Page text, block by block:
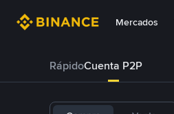
Mercados
RápidoCuenta P2P